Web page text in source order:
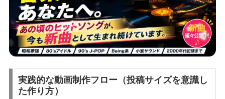
実践的な動画制作フロー（投稿サイズを意識し
た作り方）